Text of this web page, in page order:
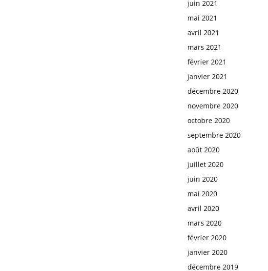
juin 2021
mai 2021
avril 2021
mars 2021
février 2021
janvier 2021
décembre 2020
novembre 2020
octobre 2020
septembre 2020
août 2020
juillet 2020
juin 2020
mai 2020
avril 2020
mars 2020
février 2020
janvier 2020
décembre 2019